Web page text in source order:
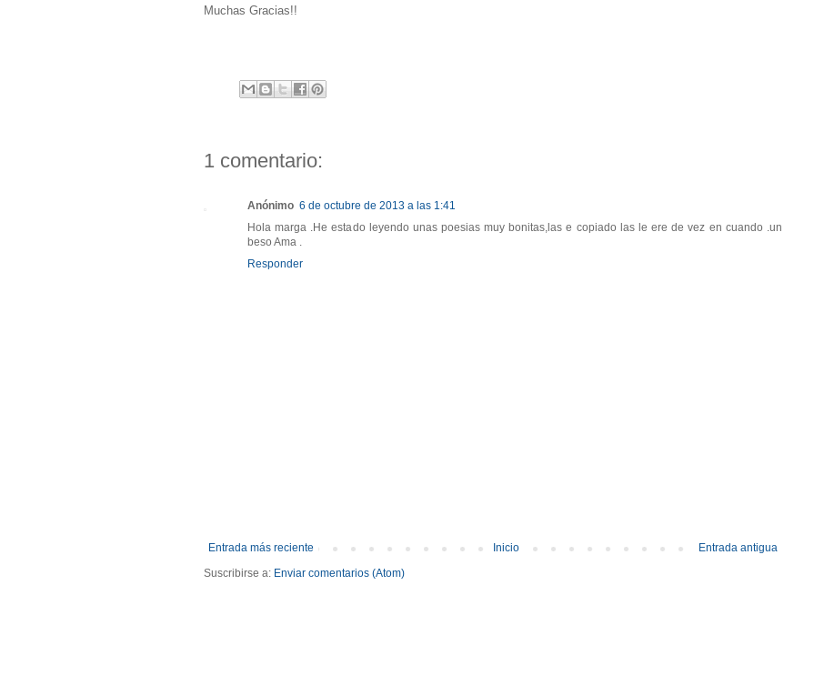
Muchas Gracias!!
1 comentario:
Anónimo 6 de octubre de 2013 a las 1:41
Hola marga .He estado leyendo unas poesias muy bonitas,las e copiado las le ere de vez en cuando .un
beso Ama .
Responder
Entrada más reciente Entrada antigua
Inicio
Suscribirse a: Enviar comentarios (Atom)